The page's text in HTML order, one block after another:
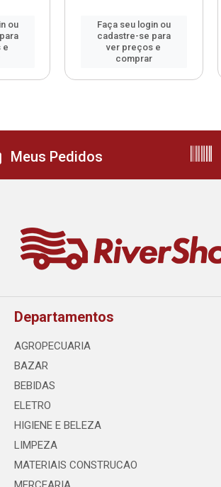
ou
e
Faça seu login ou
cadastre-se para
ver preços e
comprar
Meus Pedidos
Departamentos
AGROPECUARIA
BAZAR
BEBIDAS
ELETRO
HIGIENE E BELEZA
LIMPEZA
MATERIAIS CONSTRUCAO